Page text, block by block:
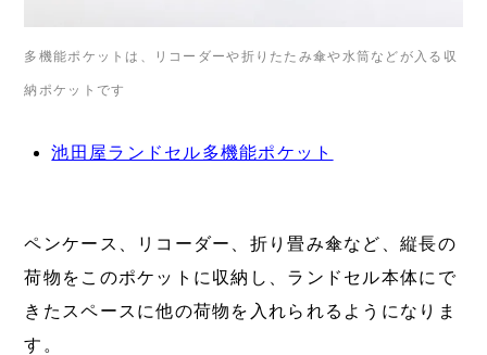
多機能ポケットは、リコーダーや折りたたみ傘や水筒などが入る収
納ポケットです
池田屋ランドセル多機能ポケット
ペンケース、リコーダー、折り畳み傘など、縦長の
荷物をこのポケットに収納し、ランドセル本体にで
きたスペースに他の荷物を入れられるようになりま
す。